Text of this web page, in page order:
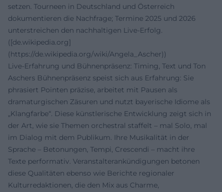
setzen. Tourneen in Deutschland und Österreich
dokumentieren die Nachfrage; Termine 2025 und 2026
unterstreichen den nachhaltigen Live-Erfolg.
([de.wikipedia.org]
(https://de.wikipedia.org/wiki/Angela_Ascher))
Live-Erfahrung und Bühnenpräsenz: Timing, Text und Ton
Aschers Bühnenpräsenz speist sich aus Erfahrung: Sie
phrasiert Pointen präzise, arbeitet mit Pausen als
dramaturgischen Zäsuren und nutzt bayerische Idiome als
„Klangfarbe“. Diese künstlerische Entwicklung zeigt sich in
der Art, wie sie Themen orchestral staffelt – mal Solo, mal
im Dialog mit dem Publikum. Ihre Musikalität in der
Sprache – Betonungen, Tempi, Crescendi – macht ihre
Texte performativ. Veranstalterankündigungen betonen
diese Qualitäten ebenso wie Berichte regionaler
Kulturredaktionen, die den Mix aus Charme,